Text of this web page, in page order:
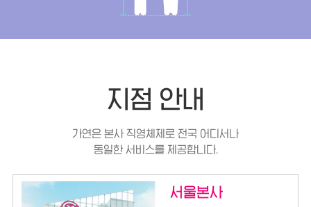
지점 안내
가연은 본사 직영체제로 전국 어디서나
동일한 서비스를 제공합니다.
서울본사